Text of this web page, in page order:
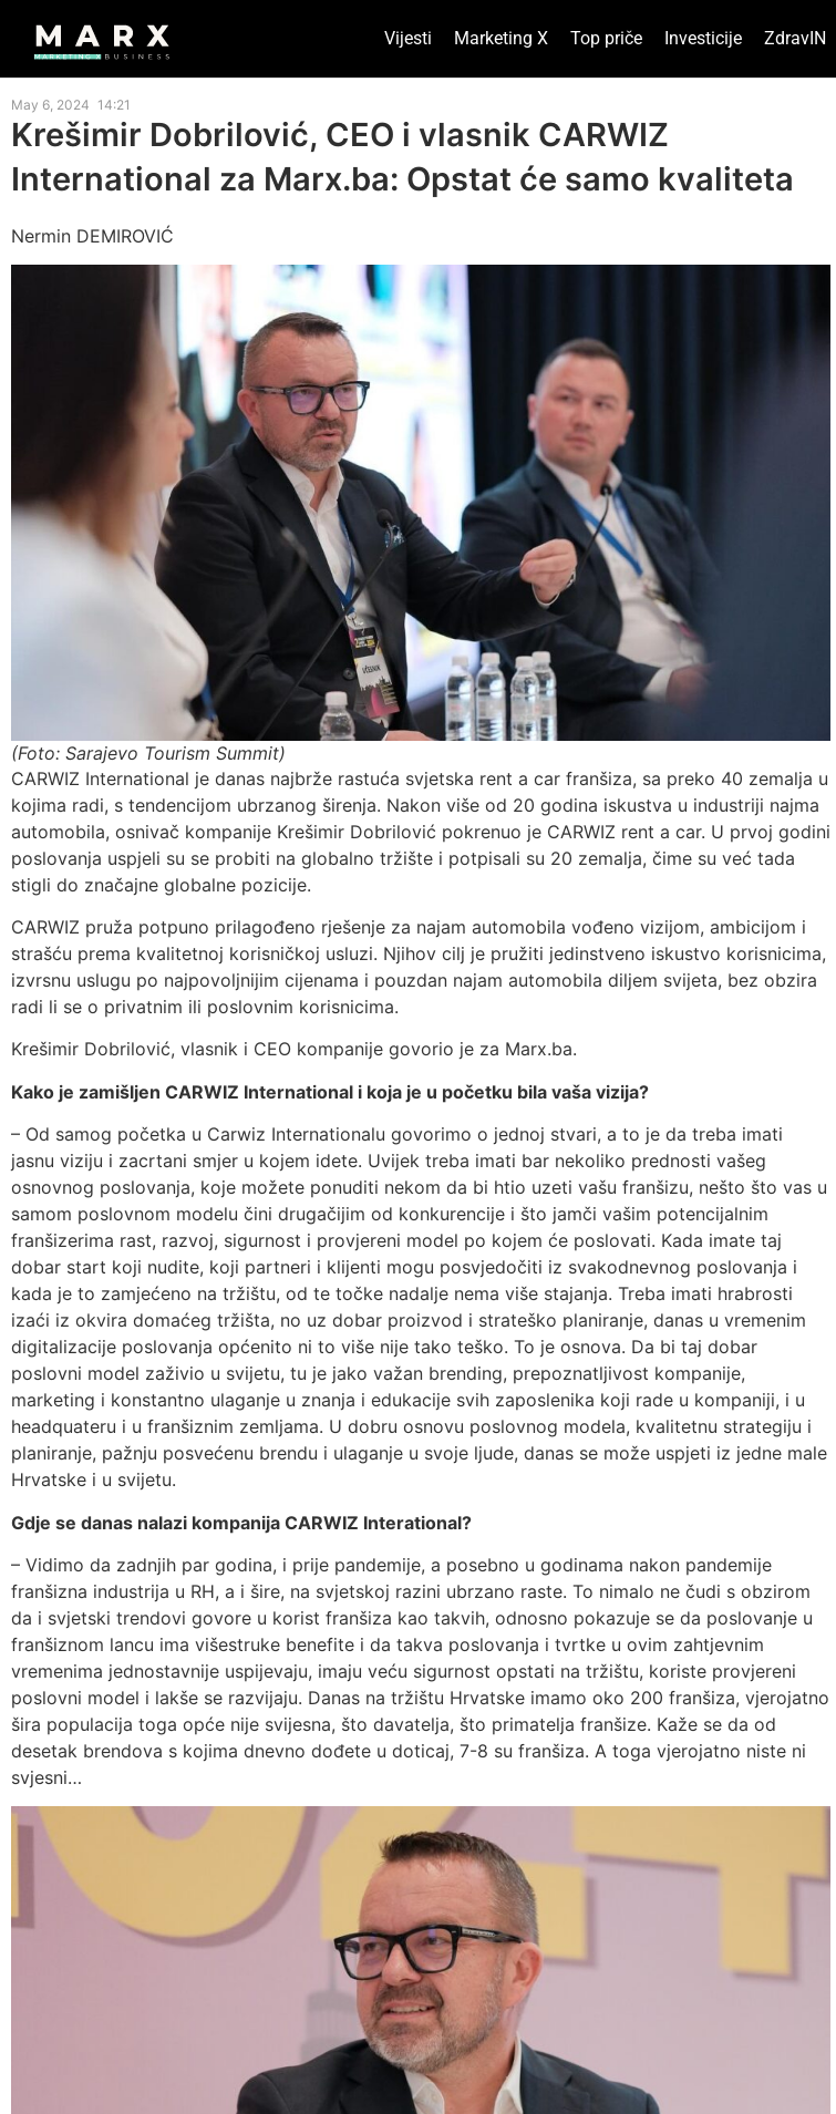
Vijesti Marketing X Top priče Investicije ZdravIN
May 6, 2024 14:21
Krešimir Dobrilović, CEO i vlasnik CARWIZ
International za Marx.ba: Opstat će samo kvaliteta
Nermin DEMIROVIĆ
(Foto: Sarajevo Tourism Summit)
CARWIZ International je danas najbrže rastuća svjetska rent a car franšiza, sa preko 40 zemalja u
kojima radi, s tendencijom ubrzanog širenja. Nakon više od 20 godina iskustva u industriji najma
automobila, osnivač kompanije Krešimir Dobrilović pokrenuo je CARWIZ rent a car. U prvoj godini
poslovanja uspjeli su se probiti na globalno tržište i potpisali su 20 zemalja, čime su već tada
stigli do značajne globalne pozicije.
CARWIZ pruža potpuno prilagođeno rješenje za najam automobila vođeno vizijom, ambicijom i
strašću prema kvalitetnoj korisničkoj usluzi. Njihov cilj je pružiti jedinstveno iskustvo korisnicima,
izvrsnu uslugu po najpovoljnijim cijenama i pouzdan najam automobila diljem svijeta, bez obzira
radi li se o privatnim ili poslovnim korisnicima.
Krešimir Dobrilović, vlasnik i CEO kompanije govorio je za Marx.ba.
Kako je zamišljen CARWIZ International i koja je u početku bila vaša vizija?
– Od samog početka u Carwiz Internationalu govorimo o jednoj stvari, a to je da treba imati
jasnu viziju i zacrtani smjer u kojem idete. Uvijek treba imati bar nekoliko prednosti vašeg
osnovnog poslovanja, koje možete ponuditi nekom da bi htio uzeti vašu franšizu, nešto što vas u
samom poslovnom modelu čini drugačijim od konkurencije i što jamči vašim potencijalnim
franšizerima rast, razvoj, sigurnost i provjereni model po kojem će poslovati. Kada imate taj
dobar start koji nudite, koji partneri i klijenti mogu posvjedočiti iz svakodnevnog poslovanja i
kada je to zamjećeno na tržištu, od te točke nadalje nema više stajanja. Treba imati hrabrosti
izaći iz okvira domaćeg tržišta, no uz dobar proizvod i strateško planiranje, danas u vremenim
digitalizacije poslovanja općenito ni to više nije tako teško. To je osnova. Da bi taj dobar
poslovni model zaživio u svijetu, tu je jako važan brending, prepoznatljivost kompanije,
marketing i konstantno ulaganje u znanja i edukacije svih zaposlenika koji rade u kompaniji, i u
headquateru i u franšiznim zemljama. U dobru osnovu poslovnog modela, kvalitetnu strategiju i
planiranje, pažnju posvećenu brendu i ulaganje u svoje ljude, danas se može uspjeti iz jedne male
Hrvatske i u svijetu.
Gdje se danas nalazi kompanija CARWIZ Interational?
– Vidimo da zadnjih par godina, i prije pandemije, a posebno u godinama nakon pandemije
franšizna industrija u RH, a i šire, na svjetskoj razini ubrzano raste. To nimalo ne čudi s obzirom
da i svjetski trendovi govore u korist franšiza kao takvih, odnosno pokazuje se da poslovanje u
franšiznom lancu ima višestruke benefite i da takva poslovanja i tvrtke u ovim zahtjevnim
vremenima jednostavnije uspijevaju, imaju veću sigurnost opstati na tržištu, koriste provjereni
poslovni model i lakše se razvijaju. Danas na tržištu Hrvatske imamo oko 200 franšiza, vjerojatno
šira populacija toga opće nije svijesna, što davatelja, što primatelja franšize. Kaže se da od
desetak brendova s kojima dnevno dođete u doticaj, 7-8 su franšiza. A toga vjerojatno niste ni
svjesni…